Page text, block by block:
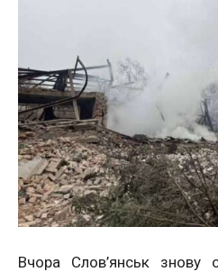
Вчора Слов’янськ знову